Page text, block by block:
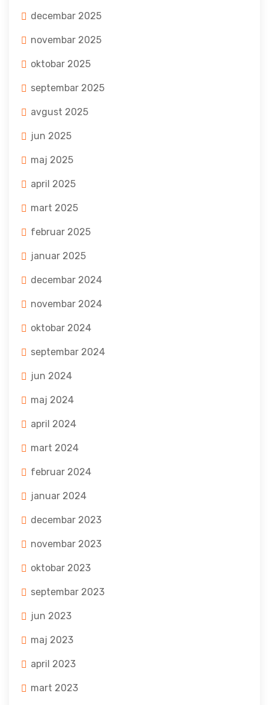
decembar 2025
novembar 2025
oktobar 2025
septembar 2025
avgust 2025
jun 2025
maj 2025
april 2025
mart 2025
februar 2025
januar 2025
decembar 2024
novembar 2024
oktobar 2024
septembar 2024
jun 2024
maj 2024
april 2024
mart 2024
februar 2024
januar 2024
decembar 2023
novembar 2023
oktobar 2023
septembar 2023
jun 2023
maj 2023
april 2023
mart 2023